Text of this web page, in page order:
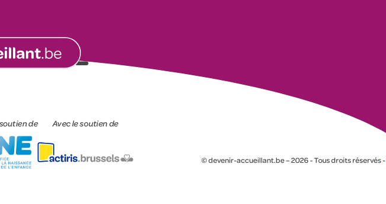
CEL
de Avec le soutien de
© devenir-accueillant.be – 2026 - Tous droits réservés -